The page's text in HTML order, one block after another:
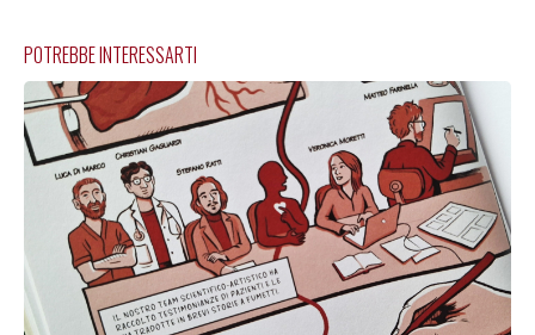
POTREBBE INTERESSARTI